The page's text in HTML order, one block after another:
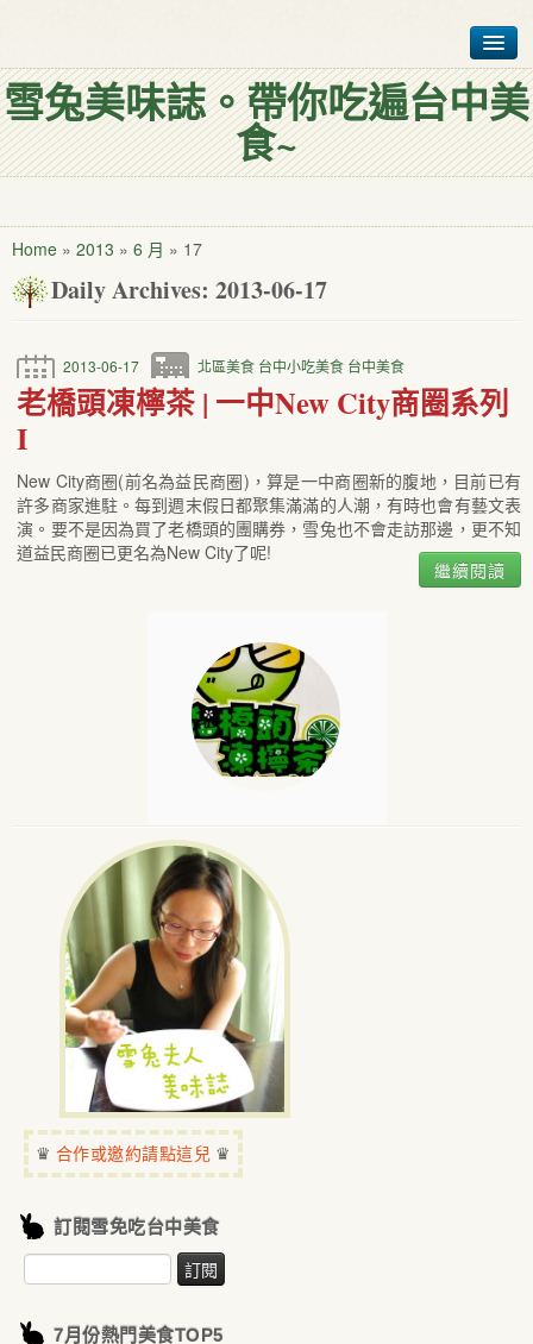
雪兔美味誌。帶你吃遍台中美
食~
首頁
台中美食排行榜
Home » 2013 » 6 月 » 17
Daily Archives: 2013-06-17
2013-06-17 北區美食 台中小吃美食 台中美食
老橋頭凍檸茶 | 一中New City商圈系列
Ι
New City商圈(前名為益民商圈)，算是一中商圈新的腹地，目前已有
許多商家進駐。每到週末假日都聚集滿滿的人潮，有時也會有藝文表
演。要不是因為買了老橋頭的團購券，雪兔也不會走訪那邊，更不知
道益民商圈已更名為New City了呢!
繼續閱讀
♛ 合作或邀約請點這兒 ♛
訂閱雪免吃台中美食
7月份熱門美食TOP5